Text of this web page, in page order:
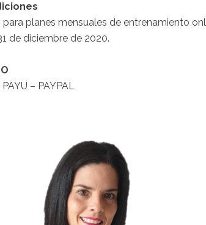
planes mensuales de entrenamiento
de diciembre de 2020.
– PAYPAL